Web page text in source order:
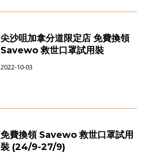
尖沙咀加拿分道限定店 免費換領
Savewo 救世口罩試用裝
2022-10-03
免費換領 Savewo 救世口罩試用
裝 (24/9-27/9)